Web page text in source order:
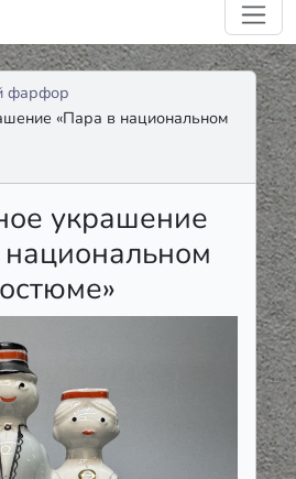
фарфор
«Пара в национальном
украшение